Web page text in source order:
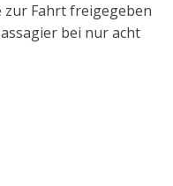
zur Fahrt freigegeben
bei nur acht